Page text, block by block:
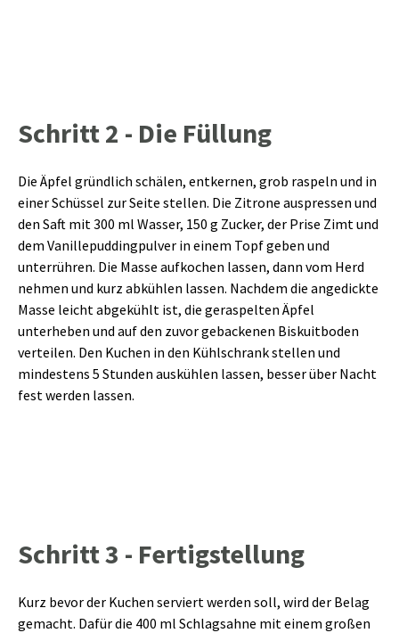
Schritt 2 - Die Füllung
Die Äpfel gründlich schälen, entkernen, grob raspeln und in
einer Schüssel zur Seite stellen. Die Zitrone auspressen und
den Saft mit 300 ml Wasser, 150 g Zucker, der Prise Zimt und
dem Vanillepuddingpulver in einem Topf geben und
unterrühren. Die Masse aufkochen lassen, dann vom Herd
nehmen und kurz abkühlen lassen. Nachdem die angedickte
Masse leicht abgekühlt ist, die geraspelten Äpfel
unterheben und auf den zuvor gebackenen Biskuitboden
verteilen. Den Kuchen in den Kühlschrank stellen und
mindestens 5 Stunden auskühlen lassen, besser über Nacht
fest werden lassen.
Schritt 3 - Fertigstellung
Kurz bevor der Kuchen serviert werden soll, wird der Belag
gemacht. Dafür die 400 ml Schlagsahne mit einem großen